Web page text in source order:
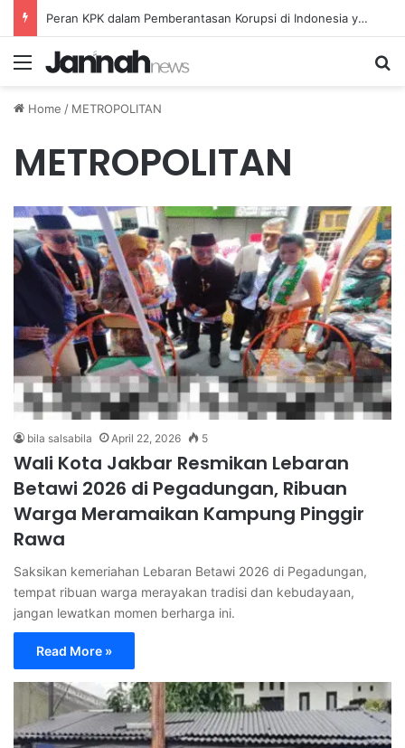
Peran KPK dalam Pemberantasan Korupsi di Indonesia yang Efektif dan Terukur
Menu
Home / METROPOLITAN
METROPOLITAN
bila salsabila April 22, 2026 5
Wali Kota Jakbar Resmikan Lebaran
Betawi 2026 di Pegadungan, Ribuan
Warga Meramaikan Kampung Pinggir
Rawa
Saksikan kemeriahan Lebaran Betawi 2026 di Pegadungan,
tempat ribuan warga merayakan tradisi dan kebudayaan,
jangan lewatkan momen berharga ini.
Read More »